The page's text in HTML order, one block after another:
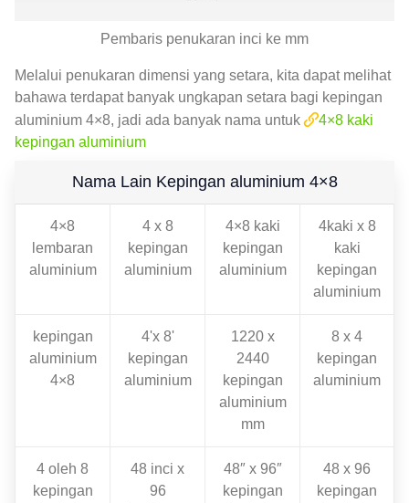
Pembaris penukaran inci ke mm
Melalui penukaran dimensi yang setara, kita dapat melihat
bahawa terdapat banyak ungkapan setara bagi kepingan
aluminium 4×8, jadi ada banyak nama untuk
4×8 kaki
kepingan aluminium
Nama Lain Kepingan aluminium 4×8
4×8
lembaran
aluminium
4 x 8
kepingan
aluminium
4×8 kaki
kepingan
aluminium
4kaki x 8
kaki
kepingan
aluminium
kepingan
aluminium
4×8
4'x 8'
kepingan
aluminium
1220 x
2440
kepingan
aluminium
mm
8 x 4
kepingan
aluminium
4 oleh 8
kepingan
48 inci x
96
48″ x 96″
kepingan
48 x 96
kepingan